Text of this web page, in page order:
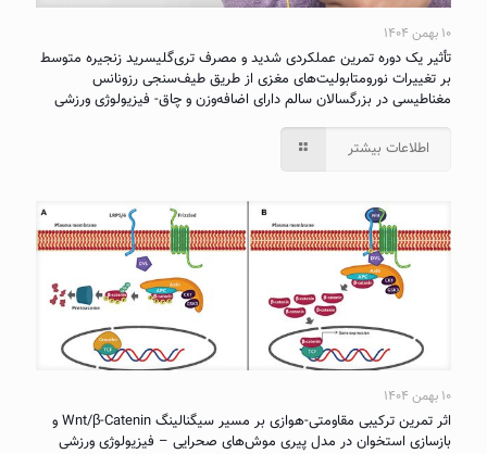
۱۰ بهمن ۱۴۰۴
تأثیر یک دوره تمرین عملکردی شدید و مصرف تری‌گلیسرید زنجیره متوسط
بر تغییرات نورومتابولیت‌های مغزی از طریق طیف‌سنجی رزونانس
مغناطیسی در بزرگسالان سالم دارای اضافه‌وزن و چاق- فیزیولوژی ورزشی
اطلاعات بیشتر
۱۰ بهمن ۱۴۰۴
اثر تمرین ترکیبی مقاومتی-هوازی بر مسیر سیگنالینگ Wnt/β-Catenin و
بازسازی استخوان در مدل پیری موش‌های صحرایی – فیزیولوژی ورزشی